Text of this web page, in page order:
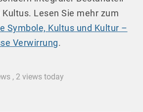
Lesen Sie mehr zum
Symbole, Kultus und Kultur –
Verwirrung.
, 2 views today